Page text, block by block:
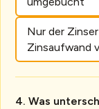
Nur der
Zinsaufwand
Was